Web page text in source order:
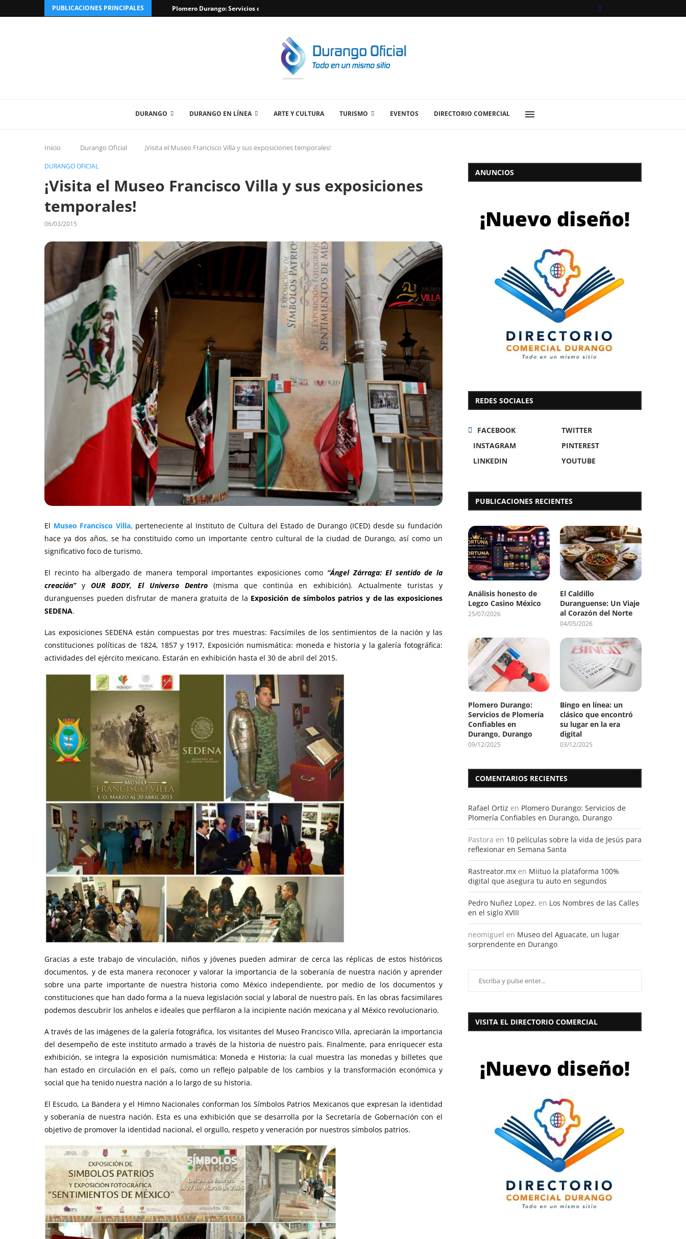
PUBLICACIONES PRINCIPALES Plomero Durango: Servicios de Plomería Confiables en Durango,...
DURANGO DURANGO EN LÍNEA ARTE Y CULTURA TURISMO EVENTOS DIRECTORIO COMERCIAL
Inicio Durango Oficial ¡Visita el Museo Francisco Villa y sus exposiciones temporales!
DURANGO OFICIAL
¡Visita el Museo Francisco Villa y sus exposiciones
temporales!
06/03/2015
El Museo Francisco Villa, perteneciente al Instituto de Cultura del Estado de Durango (ICED) desde su fundación
hace ya dos años, se ha constituido como un importante centro cultural de la ciudad de Durango, así como un
significativo foco de turismo.
El recinto ha albergado de manera temporal importantes exposiciones como “Ángel Zárraga: El sentido de la
creación”y OUR BODY, El Universo Dentro(misma que continúa en exhibición). Actualmente turistas y
duranguenses pueden disfrutar de manera gratuita de la Exposición de símbolos patrios y de las exposiciones
SEDENA.
Las exposiciones SEDENA están compuestas por tres muestras: Facsímiles de los sentimientos de la nación y las
constituciones políticas de 1824, 1857 y 1917, Exposición numismática: moneda e historia y la galería fotográfica:
actividades del ejército mexicano. Estarán en exhibición hasta el 30 de abril del 2015.
Gracias a este trabajo de vinculación, niños y jóvenes pueden admirar de cerca las réplicas de estos históricos
documentos, y de esta manera reconocer y valorar la importancia de la soberanía de nuestra nación y aprender
sobre una parte importante de nuestra historia como México independiente, por medio de los documentos y
constituciones que han dado forma a la nueva legislación social y laboral de nuestro país. En las obras facsimilares
podemos descubrir los anhelos e ideales que perfilaron a la incipiente nación mexicana y al México revolucionario.
A través de las imágenes de la galería fotográfica, los visitantes del Museo Francisco Villa, apreciarán la importancia
del desempeño de este instituto armado a través de la historia de nuestro país. Finalmente, para enriquecer esta
exhibición, se integra la exposición numismática: Moneda e Historia; la cual muestra las monedas y billetes que
han estado en circulación en el país, como un reflejo palpable de los cambios y la transformación económica y
social que ha tenido nuestra nación a lo largo de su historia.
El Escudo, La Bandera y el Himno Nacionales conforman los Símbolos Patrios Mexicanos que expresan la identidad
y soberanía de nuestra nación. Esta es una exhibición que se desarrolla por la Secretaría de Gobernación con el
objetivo de promover la identidad nacional, el orgullo, respeto y veneración por nuestros símbolos patrios.
ANUNCIOS
REDES SOCIALES
FACEBOOK
TWITTER
INSTAGRAM
PINTEREST
LINKEDIN
YOUTUBE
PUBLICACIONES RECIENTES
Análisis honesto de
Legzo Casino México
25/07/2026
El Caldillo
Duranguense: Un Viaje
al Corazón del Norte
04/05/2026
Plomero Durango:
Servicios de Plomería
Confiables en
Durango, Durango
09/12/2025
Bingo en línea: un
clásico que encontró
su lugar en la era
digital
03/12/2025
COMENTARIOS RECIENTES
Rafael Ortiz en Plomero Durango: Servicios de
Plomería Confiables en Durango, Durango
Pastora en 10 películas sobre la vida de Jesús para
reflexionar en Semana Santa
Rastreator.mx en Miituo la plataforma 100%
digital que asegura tu auto en segundos
Pedro Nuñez Lopez. en Los Nombres de las Calles
en el siglo XVIII
neomiguel en Museo del Aguacate, un lugar
sorprendente en Durango
VISITA EL DIRECTORIO COMERCIAL